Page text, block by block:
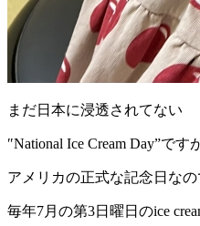
まだ日本に浸透されてない
″National Ice Cream Day”です
アメリカの正式な記念日なの
毎年7月の第3日曜日のice